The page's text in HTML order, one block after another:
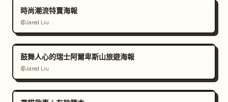
時尚潮流特賣海報
@Jared Liu
鼓舞人心的瑞士阿爾卑斯山旅遊海報
@Jared Liu